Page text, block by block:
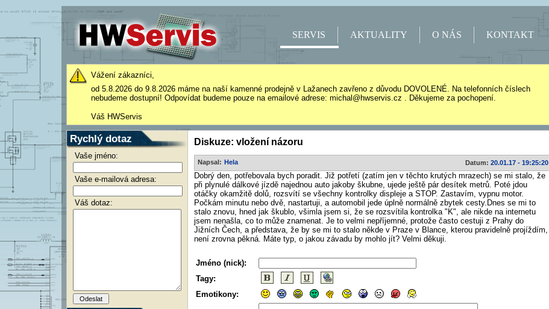
SERVIS AKTUALITY O NÁS KONTAKT
Vážení zákazníci,
od 5.8.2026 do 9.8.2026 máme na naší kamenné prodejně v Lažanech zavřeno z důvodu DOVOLENÉ. Na telefonních číslech
nebudeme dostupní! Odpovídat budeme pouze na emailové adrese: michal@hwservis.cz . Děkujeme za pochopení.
Váš HWServis
Rychlý dotaz
Vaše jméno:
Vaše e-mailová adresa:
Váš dotaz:
Diskuze: vložení názoru
Datum: 20.01.17 - 19:25:20
Napsal: Hela
Dobrý den, potřebovala bych poradit. Již potřetí (zatím jen v těchto krutých mrazech) se mi stalo, že
při plynulé dálkové jízdě najednou auto jakoby škubne, ujede ještě pár desítek metrů. Poté jdou
otáčky okamžitě dolů, rozsvítí se všechny kontrolky displeje a STOP. Zastavím, vypnu motor.
Počkám minutu nebo dvě, nastartuji, a automobil jede úplně normálně zbytek cesty.Dnes se mi to
stalo znovu, hned jak škublo, všimla jsem si, že se rozsvítila kontrolka "K", ale nikde na internetu
jsem nenašla, co to může znamenat. Je to velmi nepříjemné, protože často cestuji z Prahy do
Jižních Čech, a představa, že by se mi to stalo někde v Praze v Blance, kterou pravidelně projíždím,
není zrovna pěkná. Máte typ, o jakou závadu by mohlo jít? Velmi děkuji.
Jméno (nick):
Tagy:
Emotikony: